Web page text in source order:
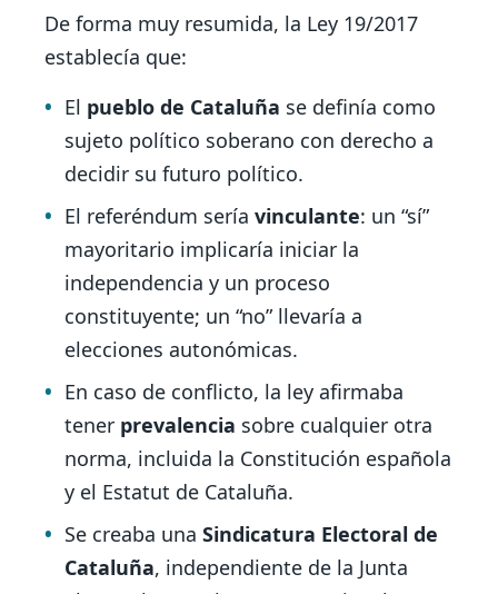
De forma muy resumida, la Ley 19/2017
establecía que:
El pueblo de Cataluña se definía como
sujeto político soberano con derecho a
decidir su futuro político.
El referéndum seríavinculante: un “sí”
mayoritario implicaría iniciar la
independencia y un proceso
constituyente; un “no” llevaría a
elecciones autonómicas.
En caso de conflicto, la ley afirmaba
tener prevalencia sobre cualquier otra
norma, incluida la Constitución española
y el Estatut de Cataluña.
Se creaba unaSindicatura Electoral de
Cataluña, independiente de la Junta